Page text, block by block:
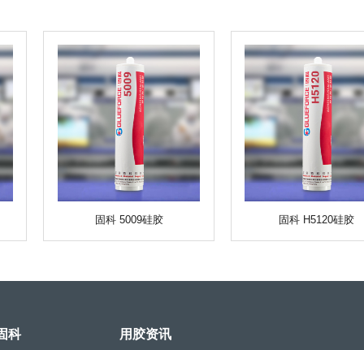
固科 5009硅胶 固科 H5120硅胶
科 用胶资讯